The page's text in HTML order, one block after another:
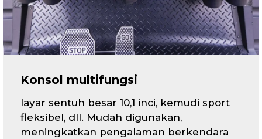
Konsol multifungsi
layar sentuh besar 10,1 inci, kemudi sport
fleksibel, dll. Mudah digunakan,
meningkatkan pengalaman berkendara